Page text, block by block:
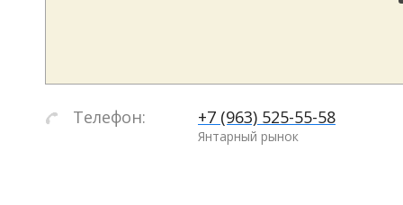
Телефон: +7 (963) 525-55-58
Янтарный рынок